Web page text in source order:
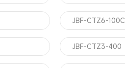
JBF-CTZ6-100C
JBF-CTZ3-400